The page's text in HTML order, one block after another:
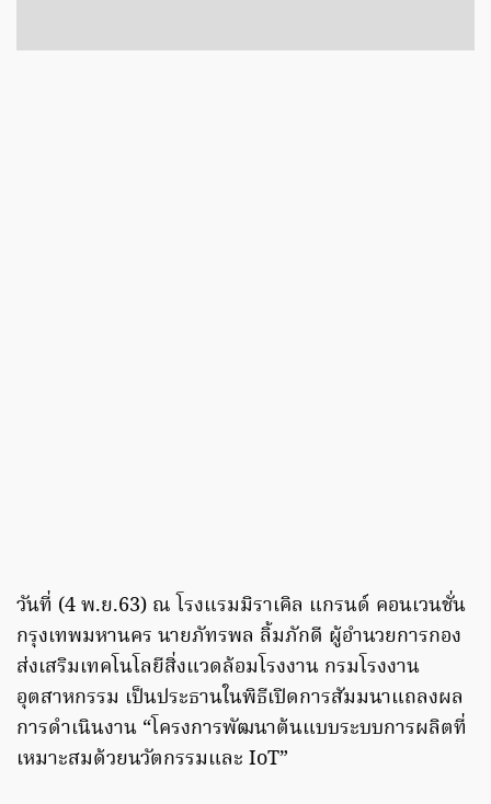
วันที่ (4 พ.ย.63) ณ โรงแรมมิราเคิล แกรนด์ คอนเวนชั่น
กรุงเทพมหานคร นายภัทรพล ลิ้มภักดี ผู้อำนวยการกอง
ส่งเสริมเทคโนโลยีสิ่งแวดล้อมโรงงาน กรมโรงงาน
อุตสาหกรรม เป็นประธานในพิธีเปิดการสัมมนาแถลงผล
การดำเนินงาน “โครงการพัฒนาต้นแบบระบบการผลิตที่
เหมาะสมด้วยนวัตกรรมและ IoT”